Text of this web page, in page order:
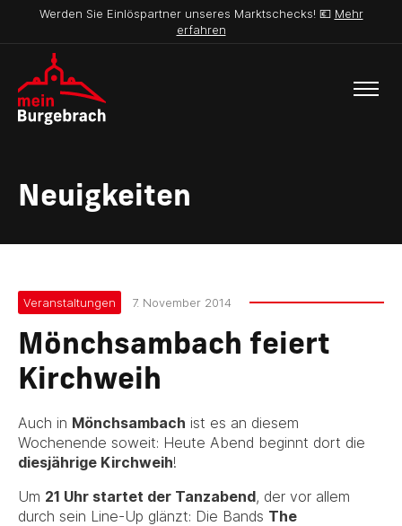
Werden Sie Einlöspartner unseres Marktschecks! 💶 Mehr
erfahren
Neuigkeiten
Veranstaltungen 7. November 2014
Mönchsambach feiert
Kirchweih
Auch in Mönchsambach ist es an diesem
Wochenende soweit: Heute Abend beginnt dort die
diesjährige Kirchweih!
Um 21 Uhr startet der Tanzabend, der vor allem
durch sein Line-Up glänzt: Die Bands The